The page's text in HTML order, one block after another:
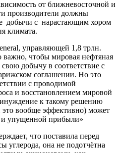
от ближневосточной и
производители должны
добычи с нарастающим хором
климата.
управляющей 1,8 трлн.
важно, чтобы мировая нефтяная
добычу в соответствие с
соглашении. Но это
с проводимой
и восстановлением мировой
к такому решению
вообще эффективно) может
и упущенной прибыли»
что поставила перед
углерода, она не подотчётна